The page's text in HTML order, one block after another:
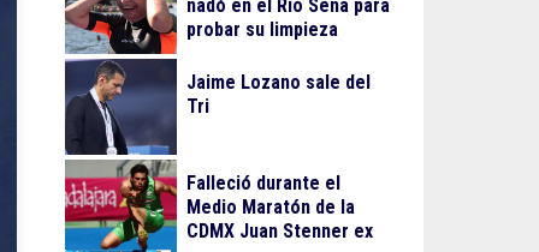
nadó en el Río Sena para
probar su limpieza
Jaime Lozano sale del
Tri
Falleció durante el
Medio Maratón de la
CDMX Juan Stenner ex